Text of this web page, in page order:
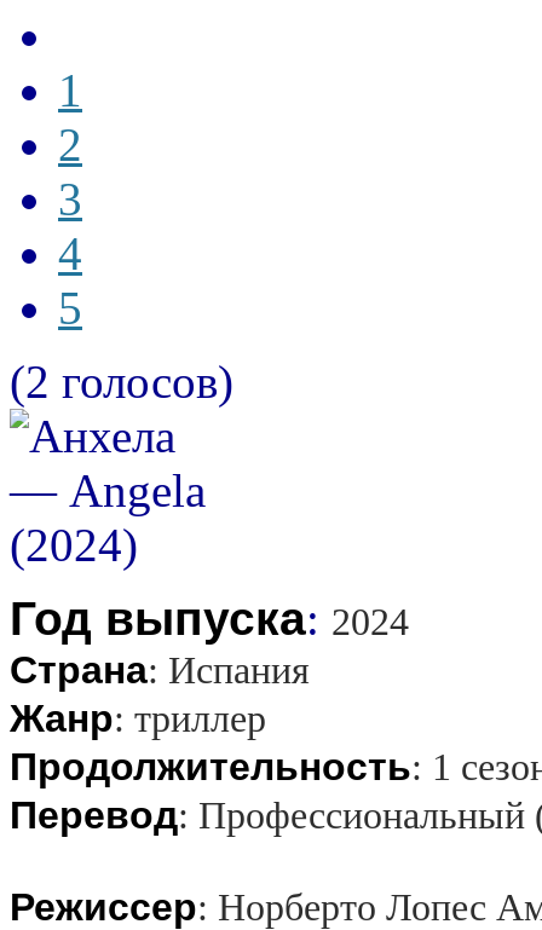
1
2
3
4
5
(2 голосов)
Год выпуска: 2024
Страна: Испания
Жанр: триллер
Продолжительность: 1
Перевод: Профессиональный
Режиссер: Норберто Лопес